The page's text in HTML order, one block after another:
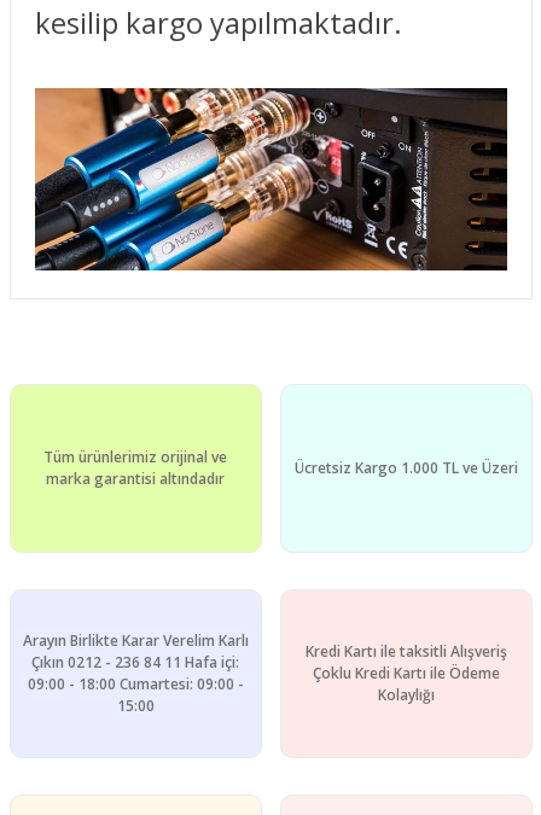
kesilip kargo yapılmaktadır.
Görüş ve önerileriniz için teşekkür ederiz.
Ürün resmi kalitesiz, bozuk veya görüntülenemiyor.
Tüm ürünlerimiz orijinal ve
marka garantisi altındadır
Ücretsiz Kargo 1.000 TL ve Üzeri
Arayın Birlikte Karar Verelim Karlı
Çıkın 0212 - 236 84 11 Hafa içi:
09:00 - 18:00 Cumartesi: 09:00 -
15:00
Kredi Kartı ile taksitli Alışveriş
Çoklu Kredi Kartı ile Ödeme
Kolaylığı